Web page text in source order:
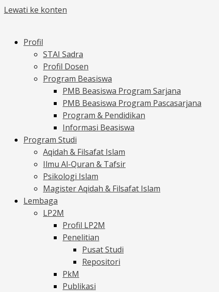
Lewati ke konten
Profil
STAI Sadra
Profil Dosen
Program Beasiswa
PMB Beasiswa Program Sarjana
PMB Beasiswa Program Pascasarjana
Program & Pendidikan
Informasi Beasiswa
Program Studi
Aqidah & Filsafat Islam
Ilmu Al-Quran & Tafsir
Psikologi Islam
Magister Aqidah & Filsafat Islam
Lembaga
LP2M
Profil LP2M
Penelitian
Pusat Studi
Repositori
PkM
Publikasi